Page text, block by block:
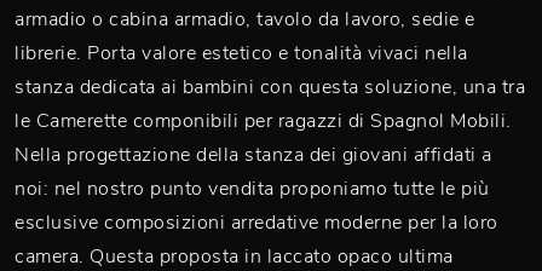
armadio o cabina armadio, tavolo da lavoro, sedie e
librerie. Porta valore estetico e tonalità vivaci nella
stanza dedicata ai bambini con questa soluzione, una tra
le Camerette componibili per ragazzi di Spagnol Mobili.
Nella progettazione della stanza dei giovani affidati a
noi: nel nostro punto vendita proponiamo tutte le più
esclusive composizioni arredative moderne per la loro
camera. Questa proposta in laccato opaco ultima